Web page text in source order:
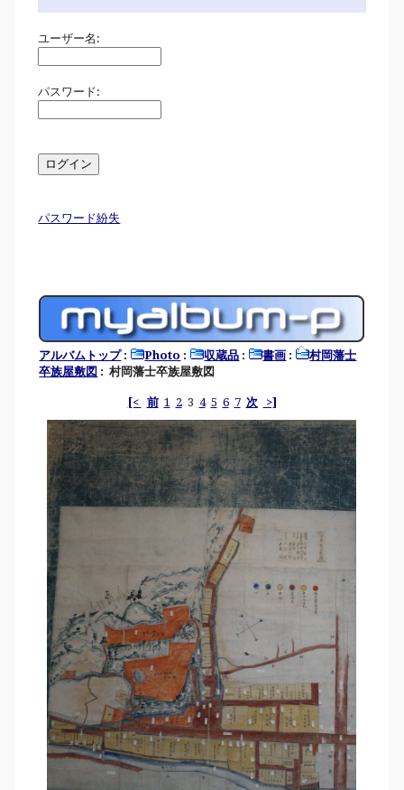
ユーザー名:
パスワード:
パスワード紛失
アルバムトップ: Photo : 収蔵品 : 書画 :
村岡藩士
卒族屋敷図 : 村岡藩士卒族屋敷図
[< 前 1 23 4 5 6 7 次 >]